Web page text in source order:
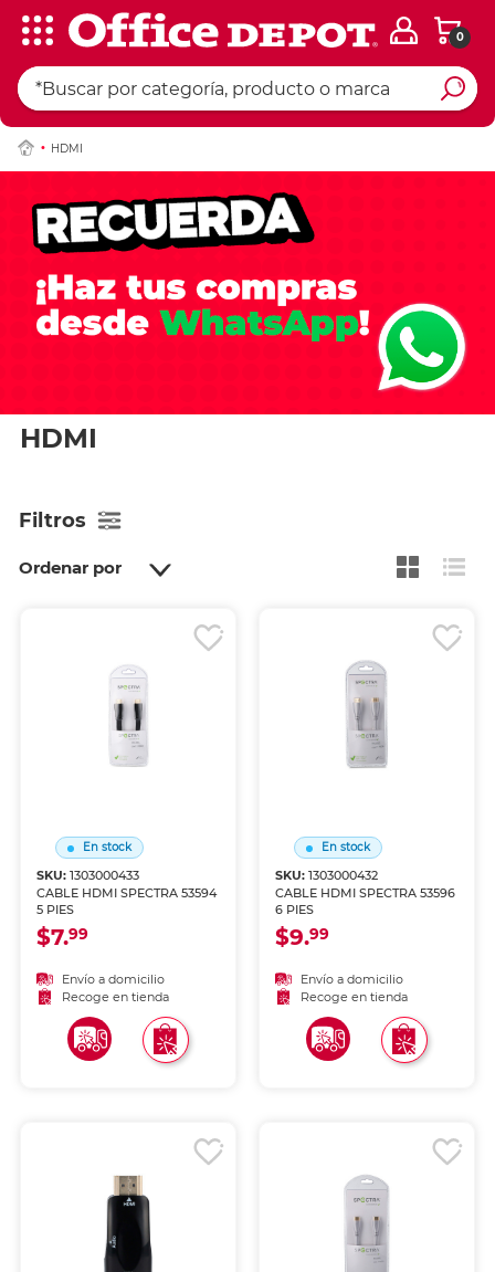
0
HDMI
HDMI
Filtros
Ordenar por
En stock
SKU:1303000433
CABLE HDMI SPECTRA 53594
5 PIES
$7.99
Envío a domicilio
Recoge en tienda
En stock
SKU: 1303000432
CABLE HDMI SPECTRA 53596
6 PIES
$9.99
Envío a domicilio
Recoge en tienda